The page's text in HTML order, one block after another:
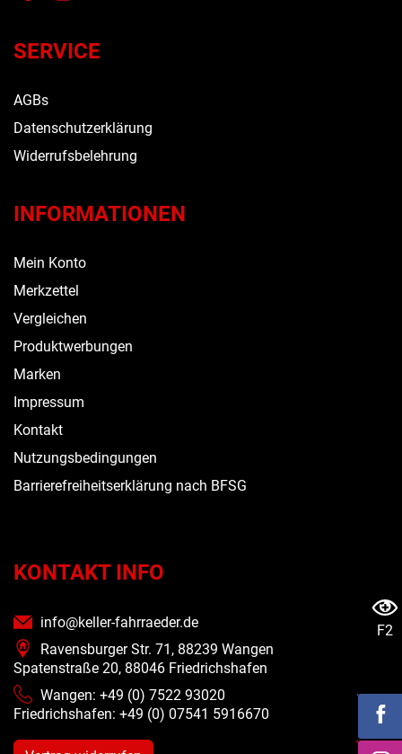
SERVICE
AGBs
Datenschutzerklärung
Widerrufsbelehrung
INFORMATIONEN
Mein Konto
Merkzettel
Vergleichen
Produktwerbungen
Marken
Impressum
Kontakt
Nutzungsbedingungen
Barrierefreiheitserklärung nach BFSG
KONTAKT INFO
info@keller-fahrraeder.de
Ravensburger Str. 71, 88239 Wangen
Spatenstraße 20, 88046 Friedrichshafen
Wangen: +49 (0) 7522 93020
Friedrichshafen: +49 (0) 07541 5916670
F2